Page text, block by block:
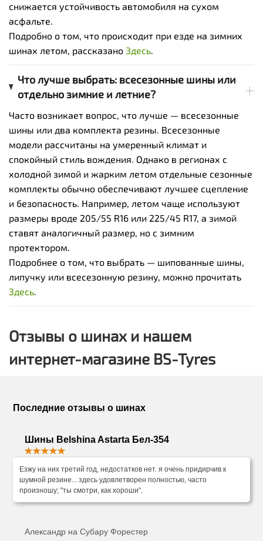
снижается устойчивость автомобиля на сухом
асфальте.
Подробно о том, что происходит при езде на зимних
шинах летом, рассказано Здесь.
Что лучше выбрать: всесезонные шины или
отдельно зимние и летние?
Часто возникает вопрос, что лучше — всесезонные
шины или два комплекта резины. Всесезонные
модели рассчитаны на умеренный климат и
спокойный стиль вождения. Однако в регионах с
холодной зимой и жарким летом отдельные сезонные
комплекты обычно обеспечивают лучшее сцепление
и безопасность. Например, летом чаще используют
размеры вроде 205/55 R16 или 225/45 R17, а зимой
ставят аналогичный размер, но с зимним
протектором.
Подробнее о том, что выбрать — шипованные шины,
липучку или всесезонную резину, можно прочитать
Здесь.
Отзывы о шинах и нашем
интернет-магазине BS-Tyres
Последние отзывы о шинах
Шины Belshina Astarta Бел-354
Езжу на них третий год, недостатков нет. я очень придирчив к
шумной резине... здесь удовлетворен полностью, часто
произношу; "ты смотри, как хороши".
Александр на Субару Форестер